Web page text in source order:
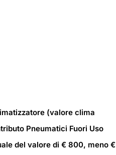
(valore clima
Pneumatici Fuori Uso
del valore di € 800, meno €